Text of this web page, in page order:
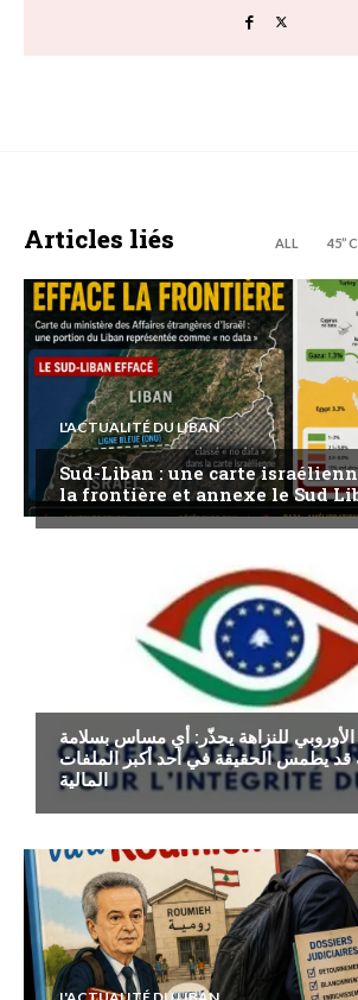
Articles liés ALL 45’’
L'ACTUALITÉ DU LIBAN
Sud-Liban : une carte
la frontière et annexe le Sud
للنزاهة يحذّر: أي مساس بسلامة
يطمس الحقيقة في أحد أكبر الملفات
المالية